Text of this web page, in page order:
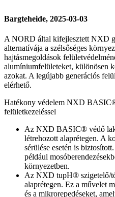
Bargteheide, 2025-03-03
A NORD által kifejlesztett NXD
alternatívája a szélsőséges
hajtásmegoldások
alumíniumfelületeket, különösen
azokat. A legújabb generációs
elérhető.
Hatékony védelem NXD
felületkezeléssel
Az NXD BASIC® védő
létrehozott alaprétegen. A
sérülése esetén is
például
környezetben.
Az NXD tupH® szigetelő/
alaprétegen. Ez a művelet
és a mikrorepedéseket,